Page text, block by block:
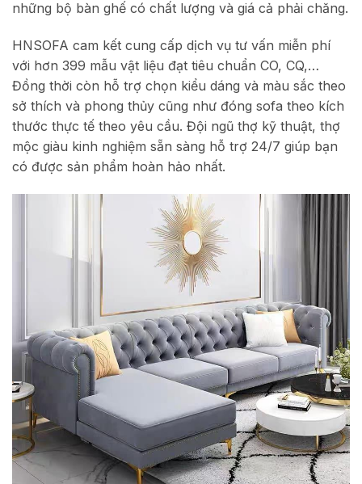
những bộ bàn ghế có chất lượng và giá cả phải chăng.
HNSOFA cam kết cung cấp dịch vụ tư vấn miễn phí
với hơn 399 mẫu vật liệu đạt tiêu chuẩn CO, CQ,…
Đồng thời còn hỗ trợ chọn kiểu dáng và màu sắc theo
sở thích và phong thủy cũng như đóng sofa theo kích
thước thực tế theo yêu cầu. Đội ngũ thợ kỹ thuật, thợ
mộc giàu kinh nghiệm sẵn sàng hỗ trợ 24/7 giúp bạn
có được sản phẩm hoàn hảo nhất.